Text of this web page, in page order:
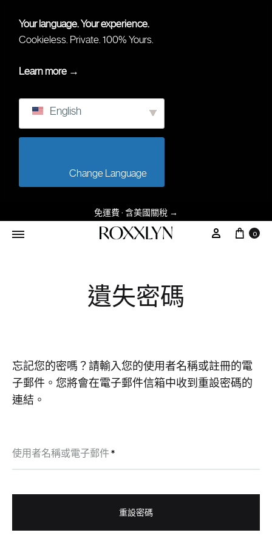
Your language. Your experience.
Cookieless. Private. 100% Yours.
Learn more →
English
免運費 · 含美國關稅 →
我的账户
购
0
遺失密碼
忘記您的密嗎？請輸入您的使用者名稱或註冊的電
子郵件。您將會在電子郵件信箱中收到重設密碼的
連結。
使用者名稱或電子郵件*必
填
重設密碼